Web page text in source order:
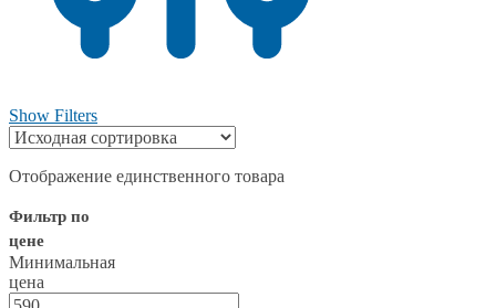
Show Filters
Отображение единственного товара
Фильтр по
цене
Минимальная
цена